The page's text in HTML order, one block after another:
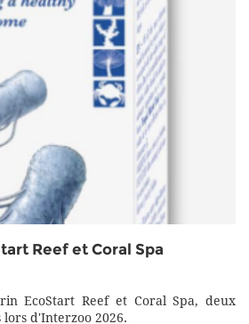
Reef et Coral Spa
EcoStart Reef et Coral Spa, deux
lors d'Interzoo 2026.